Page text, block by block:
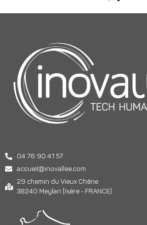
04 76 90 41 57
accueil@inovallee.com
29 chemin du Vieux Chêne
38240 Meylan (Isère - FRANCE)